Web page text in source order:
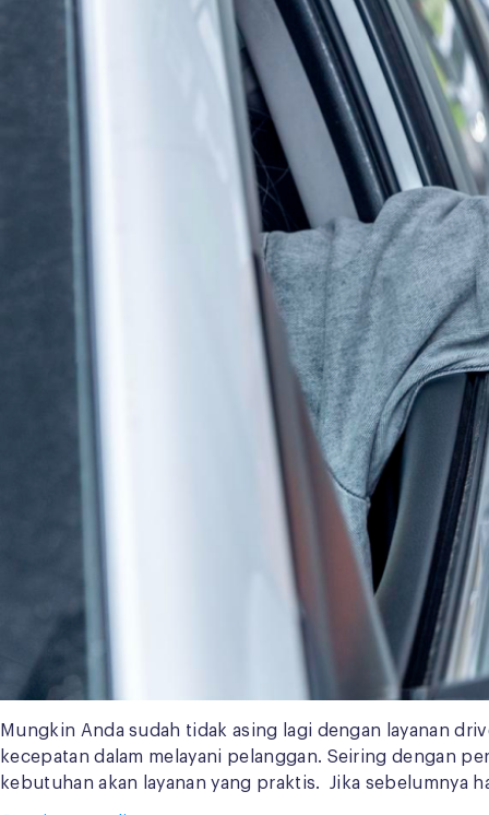
Mungkin Anda sudah tidak asing lagi dengan layanan
kecepatan dalam melayani pelanggan. Seiring dengan
kebutuhan akan layanan yang praktis. Jika sebelumnya